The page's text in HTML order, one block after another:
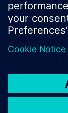
Siemens Italia
I prodotti e i
Informativa
Termini